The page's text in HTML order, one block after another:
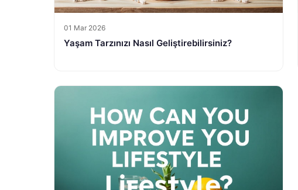
01 Mar 2026
Yaşam Tarzınızı Nasıl Geliştirebilirsiniz?